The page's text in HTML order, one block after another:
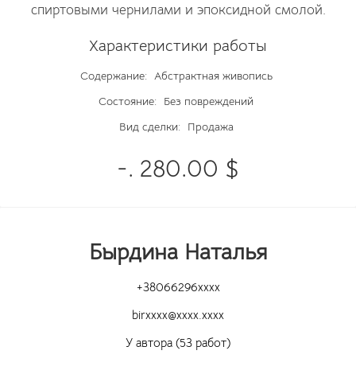
спиртовыми чернилами и эпоксидной смолой.
Характеристики работы
Содержание: Абстрактная живопись
Состояние:
Без повреждений
Вид сделки:
Продажа
-. 280.00 $
Бырдина Наталья
+38066296xxxx
birxxxx@xxxx.xxxx
У автора (53 работ)